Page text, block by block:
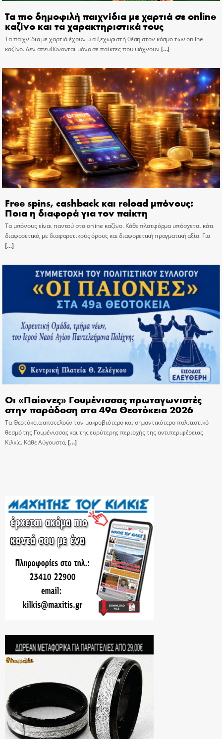
Τα πιο δημοφιλή παιχνίδια με χαρτιά σε online
καζίνο και τα χαρακτηριστικά τους
Τα παιχνίδια με χαρτιά έχουν μια ξεχωριστή θέση στον κόσμο των online
καζίνο. Δεν απευθύνονται μόνο σε παίκτες που ψάχνουν […]
Free spins, cashback και reload μπόνους:
Ποια η διαφορά για τον παίκτη
Τα μπόνους είναι παντού στα online καζίνο. Κάθε πλατφόρμα υπόσχεται κάτι
διαφορετικό, με διαφορετικούς όρους και διαφορετική πραγματική αξία. Για
[…]
Οι «Παίονες» Γουμένισσας πρωταγωνιστές
στην παράδοση στα 49α Θεοτόκεια 2026
Τα Θεοτόκεια αποτελούν τον μακροβιότερο και σημαντικότερο πολιτιστικό
θεσμό της Γουμένισσας και της ευρύτερης περιοχής της αντιπεριφέρειας
Κιλκίς. Κάθε Αύγουστο, […]